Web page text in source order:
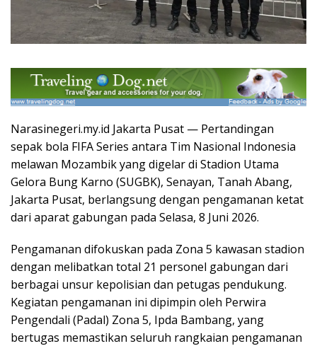
Narasinegeri.my.id Jakarta Pusat — Pertandingan
sepak bola FIFA Series antara Tim Nasional Indonesia
melawan Mozambik yang digelar di Stadion Utama
Gelora Bung Karno (SUGBK), Senayan, Tanah Abang,
Jakarta Pusat, berlangsung dengan pengamanan ketat
dari aparat gabungan pada Selasa, 8 Juni 2026.
Pengamanan difokuskan pada Zona 5 kawasan stadion
dengan melibatkan total 21 personel gabungan dari
berbagai unsur kepolisian dan petugas pendukung.
Kegiatan pengamanan ini dipimpin oleh Perwira
Pengendali (Padal) Zona 5, Ipda Bambang, yang
bertugas memastikan seluruh rangkaian pengamanan